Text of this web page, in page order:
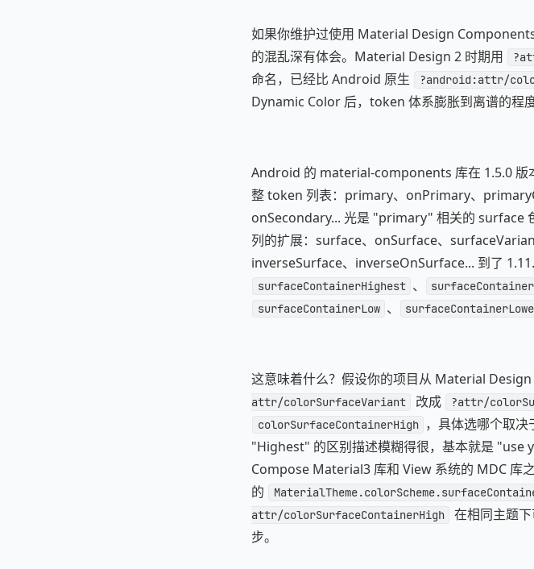
如果你维护过使用 Material Design
的混乱深有体会。Material Design 2 时期用
命名，已经比 Android 原生
?android:attr/
Dynamic Color 后，token 体系膨胀到离谱的程度
Android 的 material-components 库在 1.5.0 版
整 token 列表：primary、onPrimary、
onSecondary... 光是 "primary" 相关的 surface
列的扩展：surface、onSurface、
inverseSurface、inverseOnSurface... 到了
surfaceContainerHighest 、
surfaceContainerLow 、
这意味着什么？假设你的项目从 Material
attr/colorSurfaceVariant
改成 ?attr/
colorSurfaceContainerHigh ，具体选哪个取
"Highest" 的区别描述模糊得很，基本就是
Compose Material3 库和 View 系统的 MDC 库
的
attr/colorSurfaceContainerHigh
在相同主题
步。